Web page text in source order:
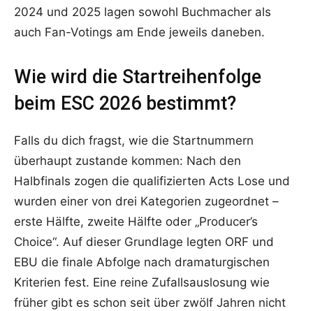
2024 und 2025 lagen sowohl Buchmacher als
auch Fan-Votings am Ende jeweils daneben.
Wie wird die Startreihenfolge
beim ESC 2026 bestimmt?
Falls du dich fragst, wie die Startnummern
überhaupt zustande kommen: Nach den
Halbfinals zogen die qualifizierten Acts Lose und
wurden einer von drei Kategorien zugeordnet –
erste Hälfte, zweite Hälfte oder „Producer’s
Choice“. Auf dieser Grundlage legten ORF und
EBU die finale Abfolge nach dramaturgischen
Kriterien fest. Eine reine Zufallsauslosung wie
früher gibt es schon seit über zwölf Jahren nicht